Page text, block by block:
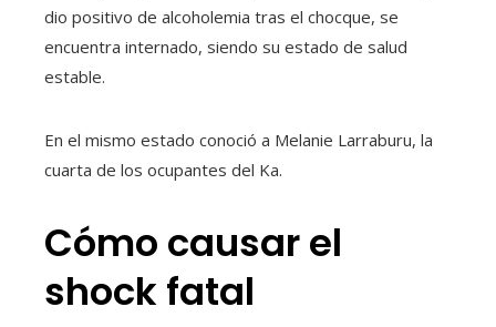
dio positivo de alcoholemia tras el chocque, se
encuentra internado, siendo su estado de salud
estable.
En el mismo estado conoció a Melanie Larraburu, la
cuarta de los ocupantes del Ka.
Cómo causar el
shock fatal